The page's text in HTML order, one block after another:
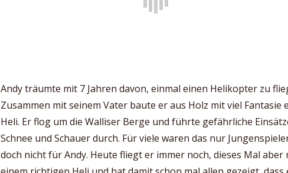
Andy träumte mit 7 Jahren davon, einmal einen Helikopter zu
Zusammen mit seinem Vater baute er aus Holz mit viel Fantasie
Heli. Er flog um die Walliser Berge und führte gefährliche
Schnee und Schauer durch. Für viele waren das nur
doch nicht für Andy. Heute fliegt er immer noch, dieses Mal aber